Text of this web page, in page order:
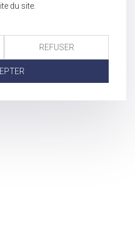
du site.
REFUSER